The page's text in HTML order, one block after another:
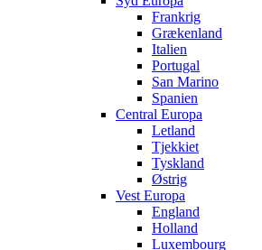
Frankrig
Grækenland
Italien
Portugal
San Marino
Spanien
Central Europa
Letland
Tjekkiet
Tyskland
Østrig
Vest Europa
England
Holland
Luxembourg